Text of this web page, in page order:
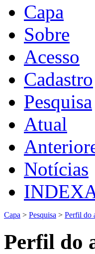
Capa
Sobre
Acesso
Cadastro
Pesquisa
Atual
Notícias
Capa > Pesquisa > Perfil do
Perfil do